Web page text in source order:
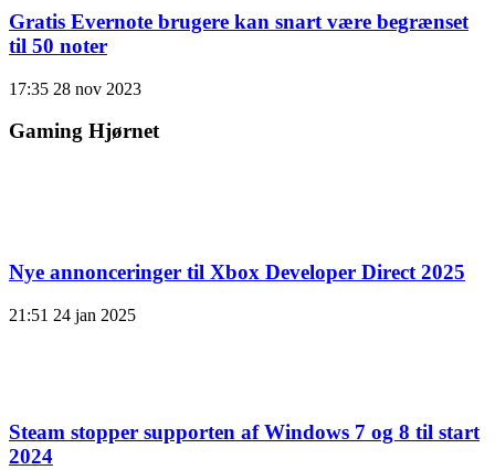
Gratis Evernote brugere kan snart være begrænset
til 50 noter
17:35 28 nov 2023
Gaming Hjørnet
Nye annonceringer til Xbox Developer Direct 2025
21:51 24 jan 2025
Steam stopper supporten af ​​Windows 7 og 8 til start
2024